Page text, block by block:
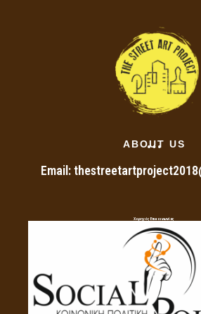
ABOUT US
Email:
Χορηγός Επικοινωνίας